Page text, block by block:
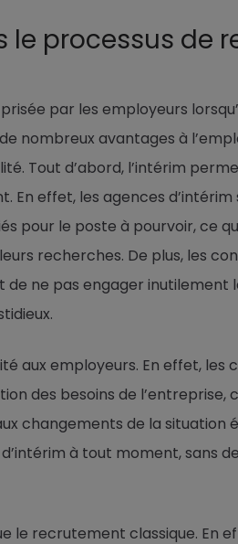
le processus de
par les employeurs
nombreux avantages à
Tout d’abord, l’intérim
En effet, les agences
pour le poste à pourvoir, ce
recherches. De plus, les
ne pas engager inutilement
aux employeurs. En effet, les
des besoins de l’entreprise,
changements de la situation
à tout moment, sans
le recrutement classique. En